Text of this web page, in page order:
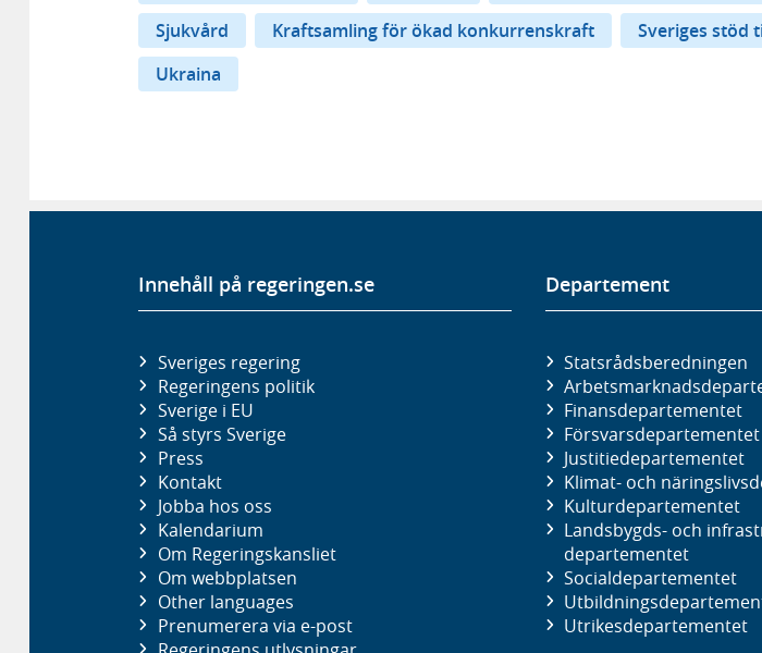
Sjukvård
Kraftsamling för ökad konkurrenskraft
Sveriges stöd
Ukraina
Innehåll på regeringen.se
Sveriges regering
Regeringens politik
Sverige i EU
Så styrs Sverige
Press
Kontakt
Jobba hos oss
Kalendarium
Om Regeringskansliet
Om webbplatsen
Other languages
Prenumerera via e-post
Departement
Statsrådsberedningen
Finans­departementet
Försvars­departementet
Justitie­departementet
Klimat- och
Kultur­departementet
Landsbygds- och
departementet
Social­departementet
Utrikes­departementet